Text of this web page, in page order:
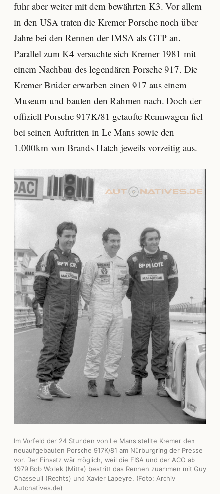
fuhr aber weiter mit dem bewährten K3. Vor allem
in den USA traten die Kremer Porsche noch über
Jahre bei den Rennen derIMSA als GTP an.
Parallel zum K4 versuchte sich Kremer 1981 mit
einem Nachbau des legendären Porsche 917. Die
Kremer Brüder erwarben einen 917 aus einem
Museum und bauten den Rahmen nach. Doch der
offiziell Porsche 917K/81 getaufte Rennwagen fiel
bei seinen Auftritten in Le Mans sowie den
1.000km von Brands Hatch jeweils vorzeitig aus.
Im Vorfeld der 24 Stunden von Le Mans stellte Kremer den
neuaufgebauten Porsche 917K/81 am Nürburgring der Presse
vor. Der Einsatz wär möglich, weil die FISA und der ACO ab
1979 Bob Wollek (Mitte) bestritt das Rennen zuammen mit Guy
Chasseuil (Rechts) und Xavier Lapeyre. (Foto: Archiv
Autonatives.de)